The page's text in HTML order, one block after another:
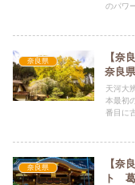
のパワ
奈良県
【奈
奈良
天河大
本最初
番目に
奈良県
【奈
ト 葛